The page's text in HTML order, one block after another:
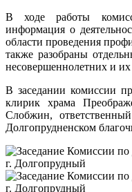
В ходе работы
информация о
области проведения
также разобраны
несовершеннолетних и
В заседании комиссии
клирик храма
Слобжин,
Долгопрудненском